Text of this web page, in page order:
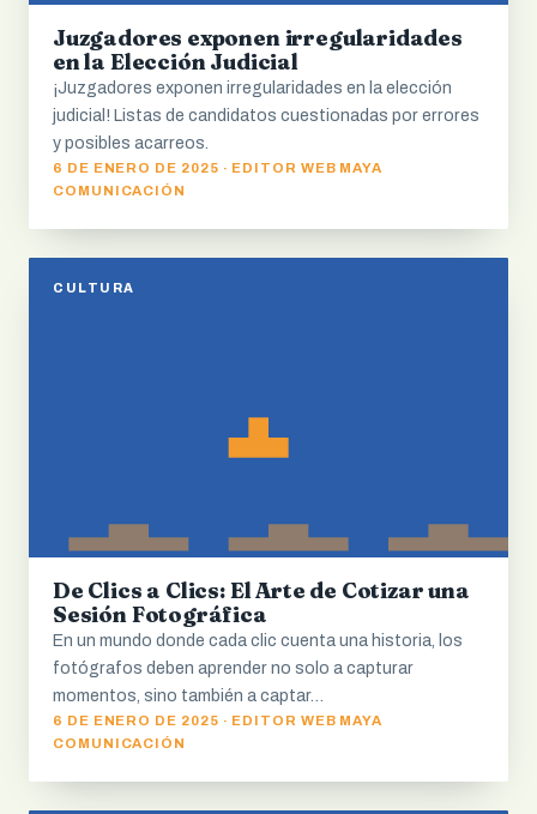
Juzgadores exponen irregularidades
en la Elección Judicial
¡Juzgadores exponen irregularidades en la elección
judicial! Listas de candidatos cuestionadas por errores
y posibles acarreos.
6 DE ENERO DE 2025 · EDITOR WEB MAYA
COMUNICACIÓN
CULTURA
De Clics a Clics: El Arte de Cotizar una
Sesión Fotográfica
En un mundo donde cada clic cuenta una historia, los
fotógrafos deben aprender no solo a capturar
momentos, sino también a captar…
6 DE ENERO DE 2025 · EDITOR WEB MAYA
COMUNICACIÓN